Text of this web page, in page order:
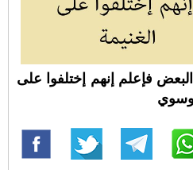
فإعلم إنهم إختلفوا على